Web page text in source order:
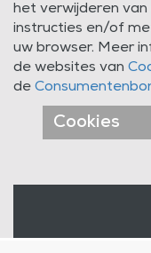
het verwijderen van
instructies en/of
uw browser. Meer
de websites van
de
Cookies